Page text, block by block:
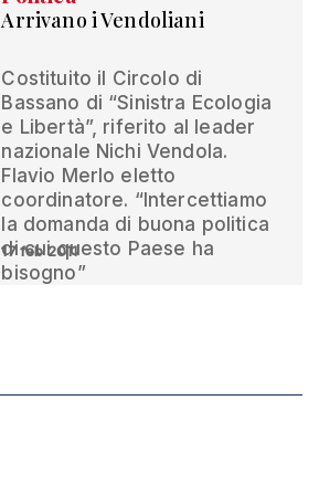
Arrivano i Vendoliani
Costituito il Circolo di
Bassano di “Sinistra Ecologia
e Libertà”, riferito al leader
nazionale Nichi Vendola.
Flavio Merlo eletto
coordinatore. “Intercettiamo
la domanda di buona politica
di cui questo Paese ha
bisogno”
17 feb 2011